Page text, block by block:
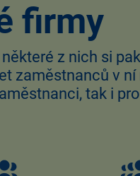
firmy
z nich si
zaměstnanců v ní
tak i